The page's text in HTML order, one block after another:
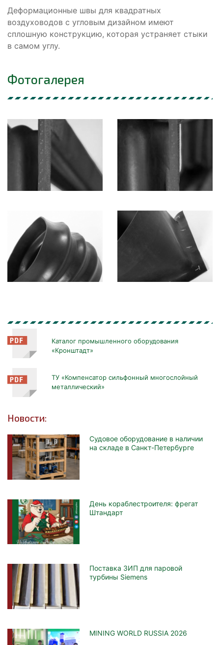
Деформационные швы для квадратных
воздуховодов с угловым дизайном имеют
сплошную конструкцию, которая устраняет стыки
в самом углу.
Фотогалерея
Каталог промышленного оборудования
«Кронштадт»
ТУ «Компенсатор сильфонный многослойный
металлический»
Новости:
Судовое оборудование в наличии
на складе в Санкт-Петербурге
День кораблестроителя: фрегат
Штандарт
Поставка ЗИП для паровой
турбины Siemens
MINING WORLD RUSSIA 2026